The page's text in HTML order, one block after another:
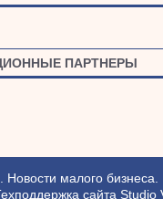
ПАРТНЕРЫ
малого бизнеса.
сайта Studio